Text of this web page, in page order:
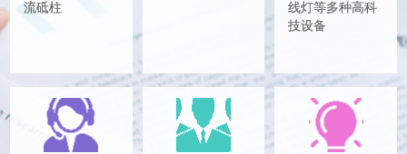
流砥柱
线灯等多种高科
技设备